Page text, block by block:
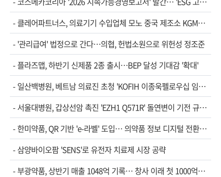
- 클레어파트너스, 의료기기 수입업체 모노 중국 제조소 KGM…
- '관리급여' 법정으로 간다…의협, 헌법소원으로 위헌성 정조준
-플라즈맵, 하반기 신제품 2종 출시…BEP 달성 기대감 '확대'
- 일산백병원, 베트남 의료진 초청 'KOFIH 이종욱펠로우십 임…
- 서울대병원, 갑상선암 촉진 'EZH1 Q571R' 돌연변이 기전 규…
- 한미약품, QR 기반 'e-라벨' 도입… 의약품 정보 디지털 전환…
- 삼양바이오팜 'SENS'로 유전자 치료제 시장 공략
- 부광약품, 상반기 매출 1048억 기록… 창사 이래 첫 1000억…